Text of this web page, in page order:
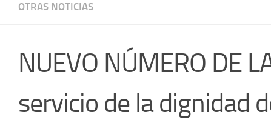
OTRAS NOTICIAS
NUEVO NÚMERO DE
servicio de la dignidad